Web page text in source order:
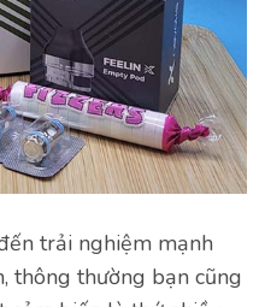
trải nghiệm mạnh
thông thường bạn cũng